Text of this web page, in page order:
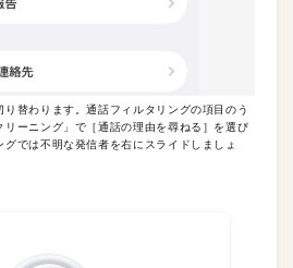
り替わります。通話フィルタリングの項目のう
リーニング」で［通話の理由を尋ねる］を選び
グでは不明な発信者を右にスライドしましょ